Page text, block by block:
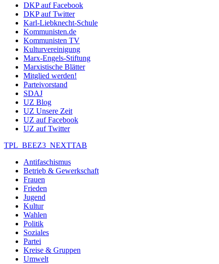
DKP auf Facebook
DKP auf Twitter
Karl-Liebknecht-Schule
Kommunisten.de
Kommunisten TV
Kulturvereinigung
Marx-Engels-Stiftung
Marxistische Blätter
Mitglied werden!
Parteivorstand
SDAJ
UZ Blog
UZ Unsere Zeit
UZ auf Facebook
UZ auf Twitter
TPL_BEEZ3_NEXTTAB
Antifaschismus
Betrieb & Gewerkschaft
Frauen
Frieden
Jugend
Kultur
Wahlen
Politik
Soziales
Partei
Kreise & Gruppen
Umwelt